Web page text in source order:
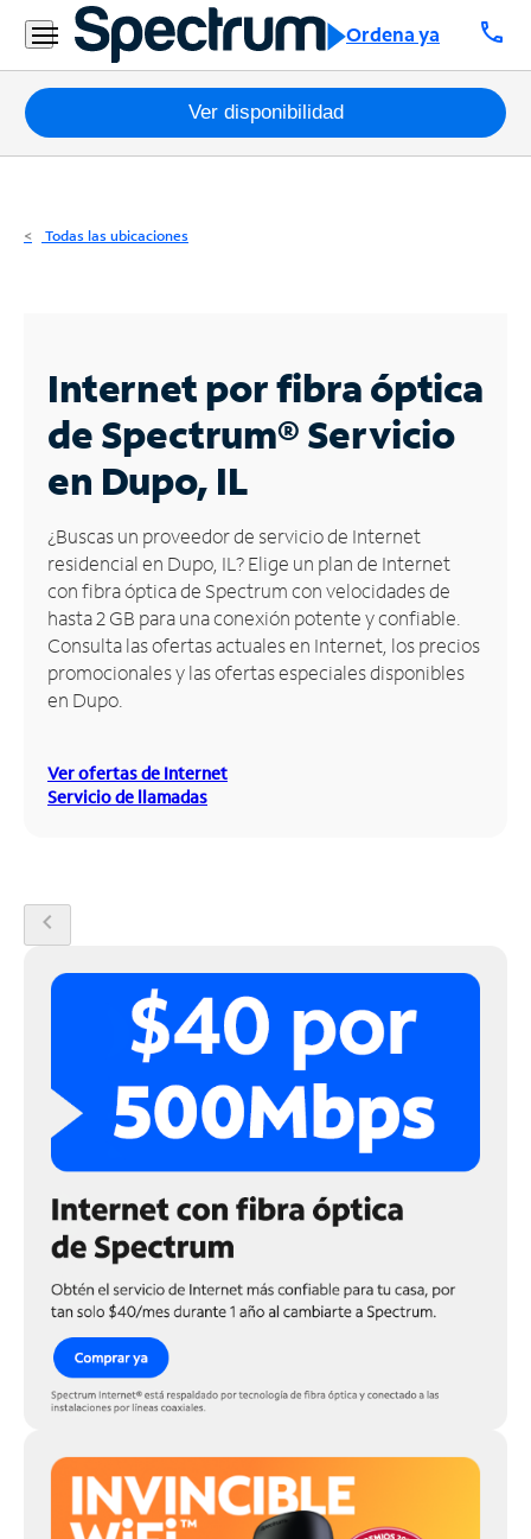
Ordena ya call
Residencial
Business
Paquetes
Internet
Business
Contáctanos
Inglés
Administrar
cuenta
Encuentra
una
tienda
Ver disponibilidad
Todas las ubicaciones
Internet por fibra óptica
de Spectrum®Servicio
en Dupo, IL
¿Buscas un proveedor de servicio de Internet
residencial en Dupo, IL? Elige un plan de Internet
con fibra óptica de Spectrum con velocidades de
hasta 2 GB para una conexión potente y confiable.
Consulta las ofertas actuales en Internet, los precios
promocionales y las ofertas especiales disponibles
en Dupo.
Ver ofertas de Internet
Servicio de llamadas
chevron_left